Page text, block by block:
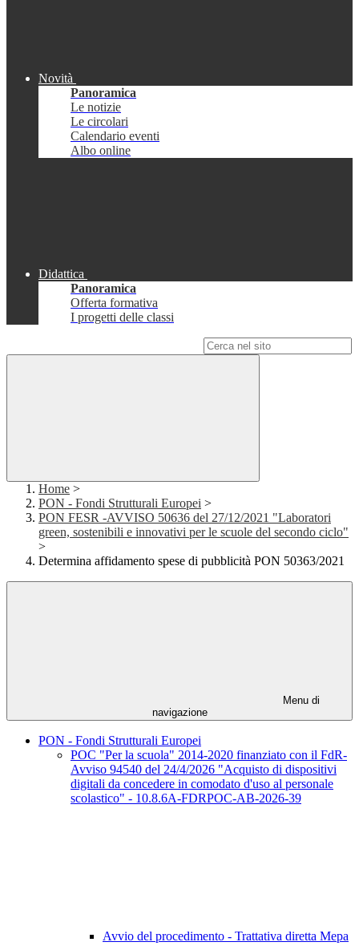
Novità
Panoramica
Le notizie
Le circolari
Calendario eventi
Albo online
Didattica
Panoramica
Offerta formativa
I progetti delle classi
Home >
PON - Fondi Strutturali Europei >
PON FESR -AVVISO 50636 del 27/12/2021 "Laboratori
green, sostenibili e innovativi per le scuole del secondo ciclo"
>
Determina affidamento spese di pubblicità PON 50363/2021
Menu di
navigazione
PON - Fondi Strutturali Europei
POC "Per la scuola" 2014-2020 finanziato con il FdR-
Avviso 94540 del 24/4/2026 "Acquisto di dispositivi
digitali da concedere in comodato d'uso al personale
scolastico" - 10.8.6A-FDRPOC-AB-2026-39
Avvio del procedimento - Trattativa diretta Mepa